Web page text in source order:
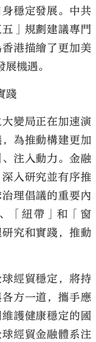
穩定發展。中共
」規劃建議專門
港描繪了更加美
機遇。
踐
變局正在加速演
為推動構建更加
注入動力。金融
入研究並有序推
理倡議的重要內
「紐帶」和「窗
究和實踐，推動
經貿穩定，將持
方一道，攜手應
護健康穩定的國
經貿金融體系注